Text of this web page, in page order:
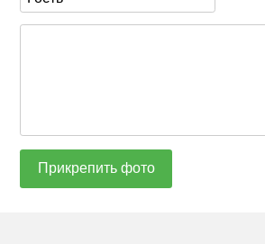
Прикрепить фото